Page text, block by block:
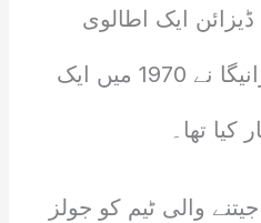
ایک اطالوی
مجسمہ ساز سلویو گازانیگا نے 1970 میں ایک
کیا تھا۔
والی ٹیم کو جولز